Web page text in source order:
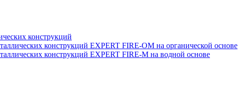
конструкций
конструкций EXPERT FIRE-OM на органической основе
конструкций EXPERT FIRE-M на водной основе